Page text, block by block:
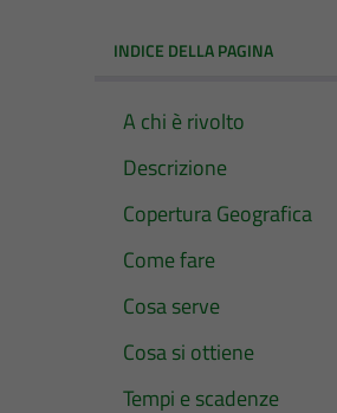
INDICE DELLA PAGINA
A chi è rivolto
Descrizione
Copertura Geografica
Come fare
Cosa serve
Cosa si ottiene
Tempi e scadenze